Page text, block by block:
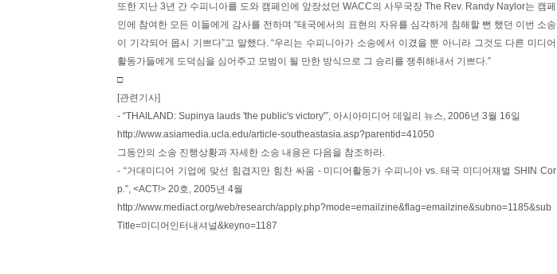
또한 지난 3년 간 수피니아를 도와 캠페인에 앞장섰던 WACC의 사무국장 The Rev. Randy Naylor는 캠페
인에 참여한 모든 이들에게 감사를 전하며 “태국에서의 표현의 자유를 심각하게 침해할 뻔 했던 이번 소송
이 기각되어 몹시 기쁘다”고 말했다. “우리는 수피니아가 소송에서 이겼을 뿐 아니라 그것도 다른 미디어
활동가들에게 도덕심을 심어주고 모범이 될 만한 방식으로 그 승리를 쟁취해내서 기쁘다.”
□
[관련기사]
- “THAILAND: Supinya lauds 'the public's victory'”, 아시아미디어 데일리 뉴스, 2006년 3월 16일
http://www.asiamedia.ucla.edu/article-southeastasia.asp?parentid=41050
그동안의 소송 진행상황과 자세한 소송 내용은 다음을 참조하라.
- “거대미디어 기업에 맞선 힘겹지만 힘찬 싸움 - 미디어활동가 수피니아 vs. 태국 미디어재벌 SHIN Cor
p.”, <ACT!> 20호, 2005년 4월
http://www.mediact.org/web/research/apply.php?mode=emailzine&flag=emailzine&subno=1185&sub
Title=미디어인터내셔널&keyno=1187